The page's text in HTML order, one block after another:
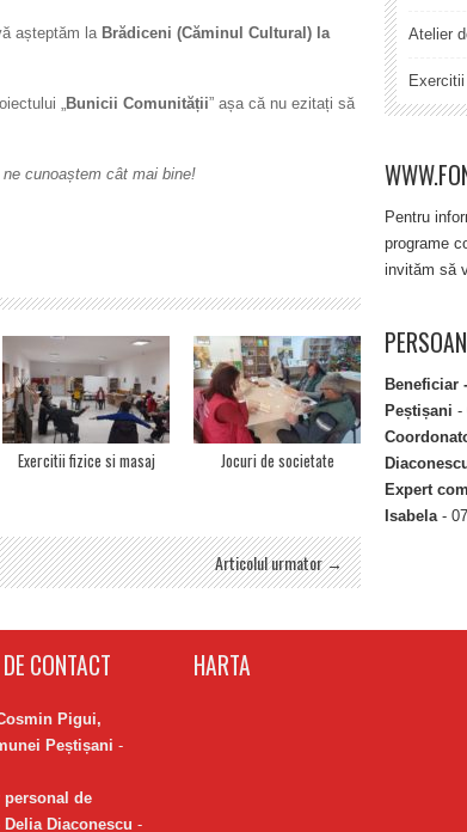
așteptăm la Brădiceni (Căminul Cultural) la
„Bunicii Comunității” așa că nu ezitați să
cunoaștem cât mai bine!
Exercitii fizice si masaj Jocuri de societate
Articolul urmator →
Atelier
Pentru
programe
invităm să
Beneficiar
Peștișani -
Expert
Isabela-
CONTACT
Pigui,
Peștișani -
de
Diaconescu -
HARTA